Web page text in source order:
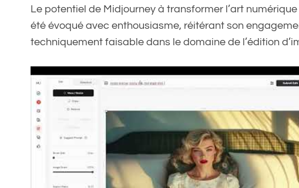
Le potentiel de Midjourney à transformer l’art
été évoqué avec enthousiasme, réitérant son
techniquement faisable dans le domaine de l’édition